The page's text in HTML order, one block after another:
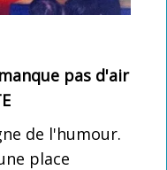
pas d'air
de l'humour.
place